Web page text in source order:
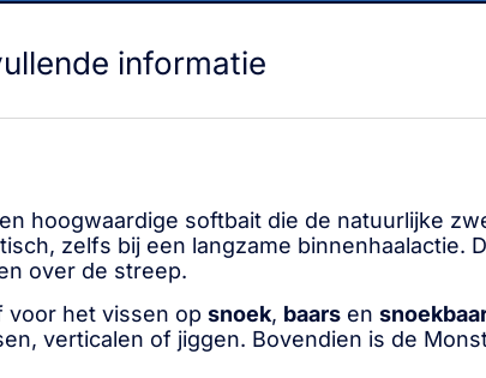
informatie
hoogwaardige softbait die de natuurlijke
zelfs bij een langzame
over de streep.
voor het vissen op snoek, baars en
verticalen of jiggen. Bovendien is de